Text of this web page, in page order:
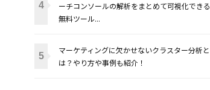
ーチコンソールの解析をまとめて可視化できる
無料ツール...
マーケティングに欠かせないクラスター分析と
は？やり方や事例も紹介！